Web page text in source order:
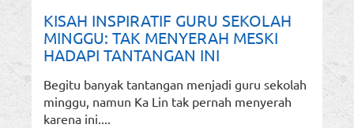
KISAH INSPIRATIF GURU SEKOLAH
MINGGU: TAK MENYERAH MESKI
HADAPI TANTANGAN INI
Begitu banyak tantangan menjadi guru sekolah
minggu, namun Ka Lin tak pernah menyerah
karena ini....